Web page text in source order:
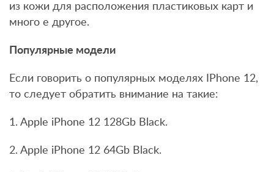
из кожи для расположения пластиковых карт и
много е другое.
Популярные модели
Если говорить о популярных моделях IPhone 12,
то следует обратить внимание на такие:
1. Apple iPhone 12 128Gb Black.
2. Apple iPhone 12 64Gb Black.